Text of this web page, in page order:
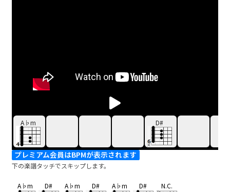
A♭m D#
プレミアム会員はBPMが表示されます
下の楽譜タッチでスキップします。
A♭m D# A♭m D# A♭m D# N.C.